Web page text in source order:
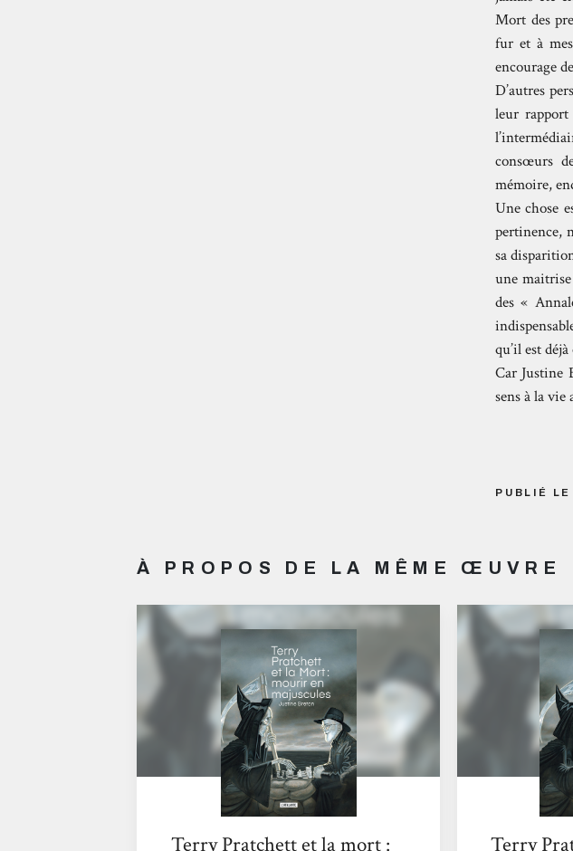
Mort des
fur et à
encourage
D’autres
leur rapport
consœurs
mémoire,
Une chose
pertinence,
sa
une
des «
qu’il est
Car Justine
sens à la
PUBLIÉ
À PROPOS DE LA MÊME ŒUVRE
Terry Pratchett et la mort :
Terry